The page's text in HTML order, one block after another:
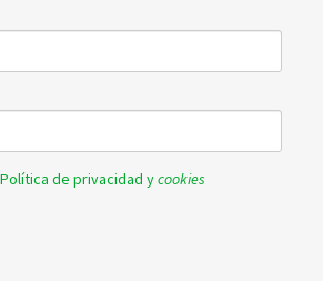
Política de privacidad ycookies